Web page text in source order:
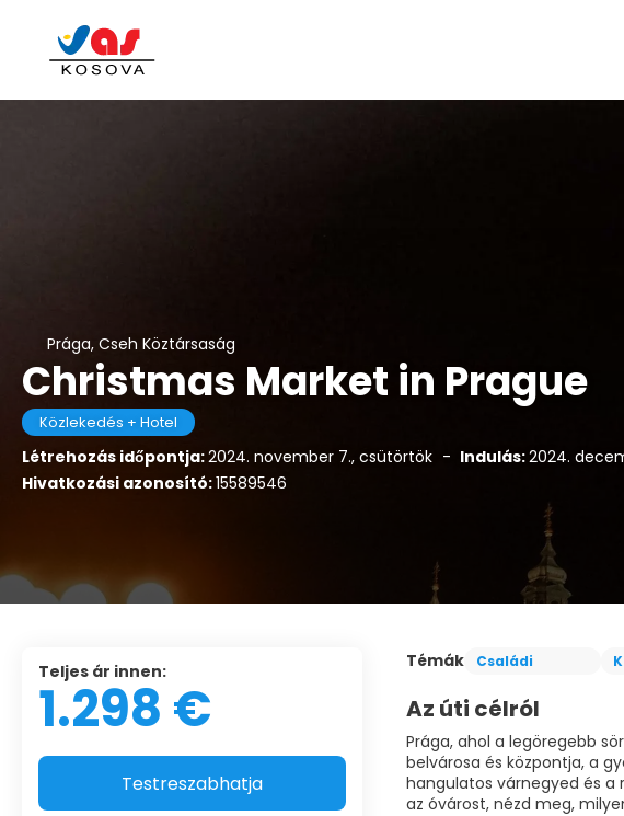
Prága, Cseh Köztársaság
Christmas Market in Prague
Közlekedés + Hotel
Létrehozás időpontja:2024. november 7., csütörtök - Indulás:2024.
Hivatkozási azonosító:15589546
Témák Családi
Az úti célról
Prága, ahol a legöregebb
belvárosa és központja, a
hangulatos várnegyed és a
az óvárost, nézd meg,
Teljes ár innen:
1.298 €
Testreszabhatja